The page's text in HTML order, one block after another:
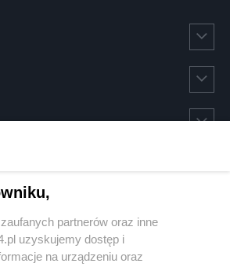
partnerów oraz inne
uzyskujemy dostęp i
na urządzeniu oraz